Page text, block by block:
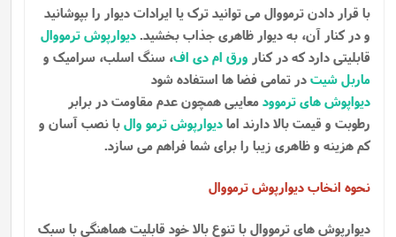
با قرار دادن ترمووال می توانید ترک یا ایرادات دیوار را بپوشانید
و در کنار آن، به دیوار ظاهری جذاب بخشید.دیوارپوش ترمووال
قابلیتی دارد که در کنار ورق ام دی اف، سنگ اسلب، سرامیک و
ماربل شیتدر تمامی فضا ها استفاده شود
دیواپوش های ترموودمعایبی همچون عدم مقاومت در برابر
رطوبت و قیمت بالا دارند امادیوارپوش ترمو والبا نصب آسان و
کم هزینه و ظاهری زیبا را برای شما فراهم می سازد.
نحوه انخاب دیوارپوش ترمووال
دیوارپوش های ترمووال با تنوع بالا خود قابلیت هماهنگی با سبک